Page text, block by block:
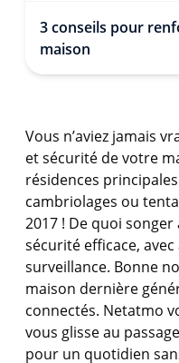
3 conseils pour
maison
Vous n’aviez jamais
et sécurité de votre
résidences
cambriolages ou
2017 ! De quoi songer
sécurité efficace,
surveillance. Bonne
maison dernière
connectés. Netatmo
vous glisse au
pour un quotidien